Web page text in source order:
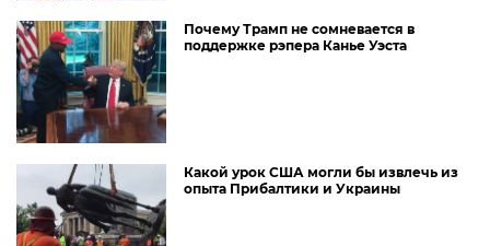
Почему Трамп не сомневается в
поддержке рэпера Канье Уэста
Какой урок США могли бы извлечь из
опыта Прибалтики и Украины